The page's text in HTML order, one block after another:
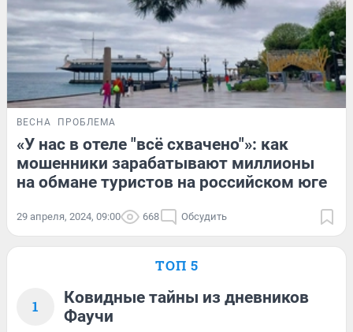
ВЕСНА ПРОБЛЕМА
«У нас в отеле "всё схвачено"»: как
мошенники зарабатывают миллионы
на обмане туристов на российском юге
29 апреля, 2024, 09:00 668 Обсудить
ТОП 5
1
Ковидные тайны из дневников
Фаучи